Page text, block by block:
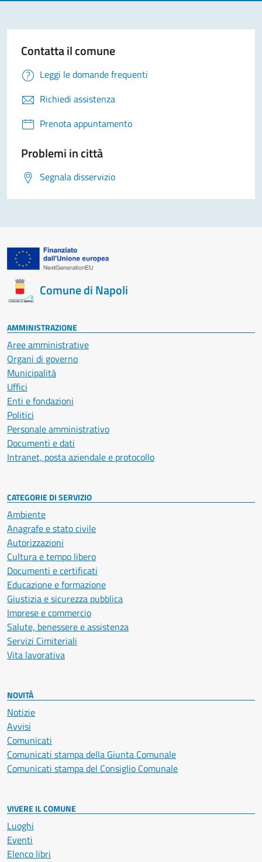
Contatta il comune
Leggi le domande frequenti
Richiedi assistenza
Prenota appuntamento
Problemi in città
Segnala disservizio
Comune di Napoli
AMMINISTRAZIONE
Aree amministrative
Organi di governo
Municipalità
Uffici
Enti e fondazioni
Politici
Personale amministrativo
Documenti e dati
Intranet, posta aziendale e protocollo
CATEGORIE DI SERVIZIO
Ambiente
Anagrafe e stato civile
Autorizzazioni
Cultura e tempo libero
Documenti e certificati
Educazione e formazione
Giustizia e sicurezza pubblica
Imprese e commercio
Salute, benessere e assistenza
Servizi Cimiteriali
Vita lavorativa
NOVITÀ
Notizie
Avvisi
Comunicati
Comunicati stampa della Giunta Comunale
Comunicati stampa del Consiglio Comunale
VIVERE IL COMUNE
Luoghi
Eventi
Elenco libri